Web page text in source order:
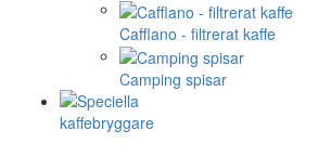
Cafflano - filtrerat kaffe
Camping spisar